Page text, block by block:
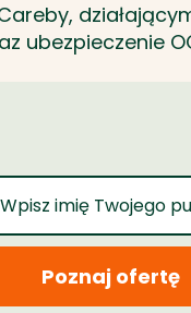
ubezpieczenie
Poznaj ofertę